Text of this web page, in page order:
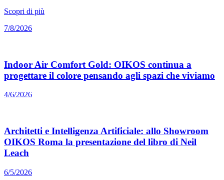
Scopri di più
7/8/2026
Indoor Air Comfort Gold: OIKOS continua a
progettare il colore pensando agli spazi che viviamo
4/6/2026
Architetti e Intelligenza Artificiale: allo Showroom
OIKOS Roma la presentazione del libro di Neil
Leach
6/5/2026